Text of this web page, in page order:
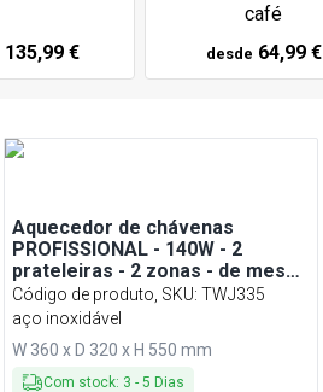
135,99 €
café
desde 64,99 €
Aquecedor de chávenas
PROFISSIONAL - 140W - 2
prateleiras - 2 zonas - de mesa
- até 75°C
Código de produto, SKU:TWJ335
aço inoxidável
W 360 x D 320 x H 550 mm
Com stock: 3 -5 Dias